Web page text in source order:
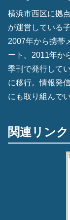
横浜市西区に拠
が運営している
2007年から携帯
ート。2011年か
季刊で発行して
に移行。情報発
にも取り組んでい
関連リンク